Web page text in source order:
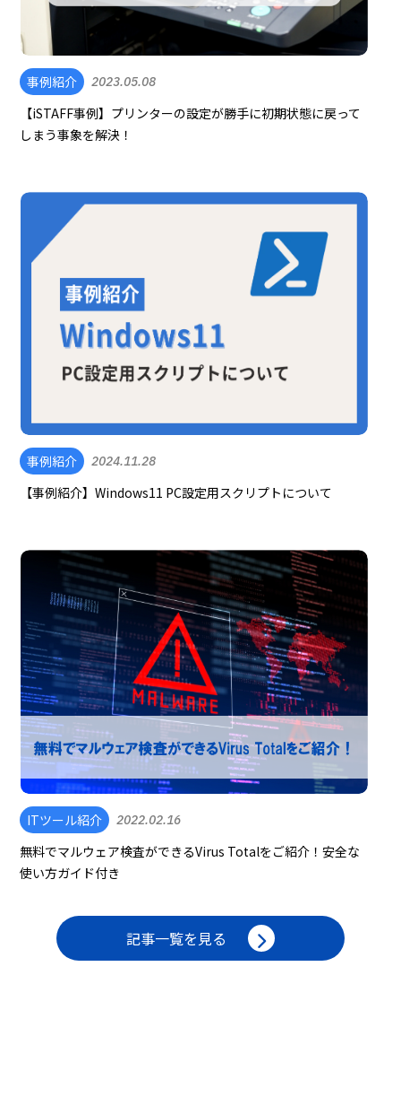
事例紹介 2023.05.08
【iSTAFF事例】プリンターの設定が勝手に初期状態に戻って
しまう事象を解決！
事例紹介 2024.11.28
【事例紹介】Windows11 PC設定用スクリプトについて
ITツール紹介 2022.02.16
無料でマルウェア検査ができるVirus Totalをご紹介！安全な
使い方ガイド付き
記事一覧を見る